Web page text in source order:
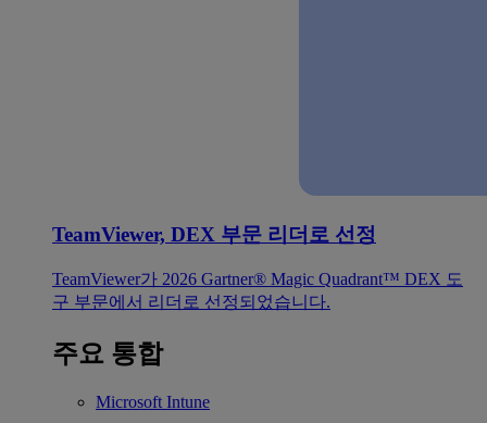
TeamViewer, DEX 부문 리더로 선정
TeamViewer가 2026 Gartner® Magic Quadrant™ DEX 도
구 부문에서 리더로 선정되었습니다.
주요 통합
Microsoft Intune